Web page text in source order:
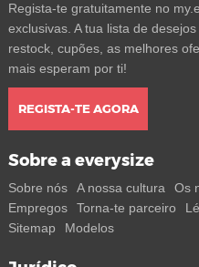
Regista-te gratuitamente no
exclusivas. A tua lista de
restock, cupões, as melhores
mais esperam por ti!
REGISTA-TE AGORA
Sobre a everysize
Sobre nós A nossa cultura Os
Empregos
Torna-te parceiro
Sitemap
Modelos